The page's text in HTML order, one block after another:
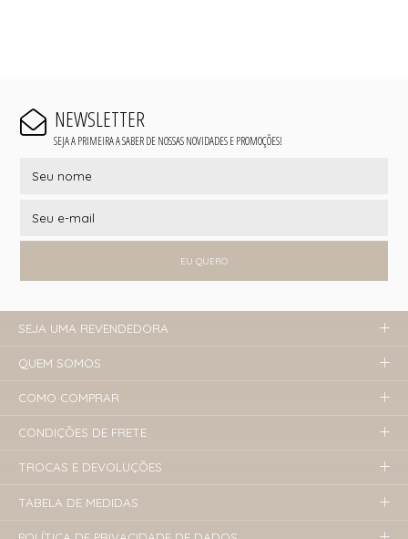
NEWSLETTER
SEJA A PRIMEIRA A SABER DE NOSSAS NOVIDADES E PROMOÇÕES!
EU QUERO
SEJA UMA REVENDEDORA
QUEM SOMOS
COMO COMPRAR
CONDIÇÕES DE FRETE
TROCAS E DEVOLUÇÕES
TABELA DE MEDIDAS